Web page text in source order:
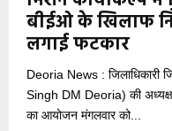
बीईओ के खिलाफ
लगाई फटकार
Deoria News : जिलाधिकारी
Singh DM Deoria) की
का आयोजन मंगलवार को...